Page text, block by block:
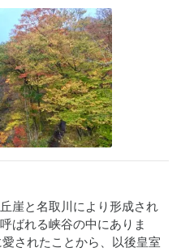
崖と名取川により形成され
ばれる峡谷の中にありま
されたことから、以後皇室